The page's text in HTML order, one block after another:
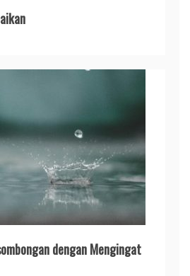
dengan Mengingat